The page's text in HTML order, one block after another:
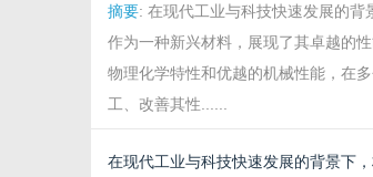
摘要: 在现代工业与科技快速发展的
作为一种新兴材料，展现了其卓越的
物理化学特性和优越的机械性能，在
工、改善其性......
在现代工业与科技快速发展的背景下